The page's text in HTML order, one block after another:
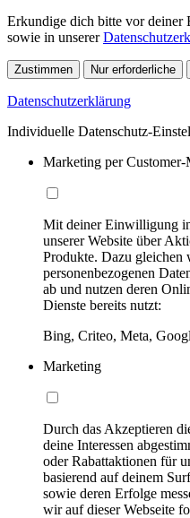
Erkundige dich bitte vor
sowie in unserer
Zustimmen Nur erforderliche
Datenschutzerklärung
Individuelle Datenschutz-
Marketing per Customer-
Mit deiner Einwilligung
unserer Website über
Produkte. Dazu gleichen
personenbezogenen
ab und nutzen deren
Dienste bereits nutzt:
Bing, Criteo, Meta,
Marketing
Durch das Akzeptieren
deine Interessen
oder Rabattaktionen für
basierend auf deinem
sowie deren Erfolge
wir auf dieser Webseite